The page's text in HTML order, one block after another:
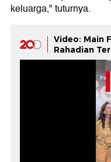
keluarga," tuturnya.
Video: Main
Rahadian